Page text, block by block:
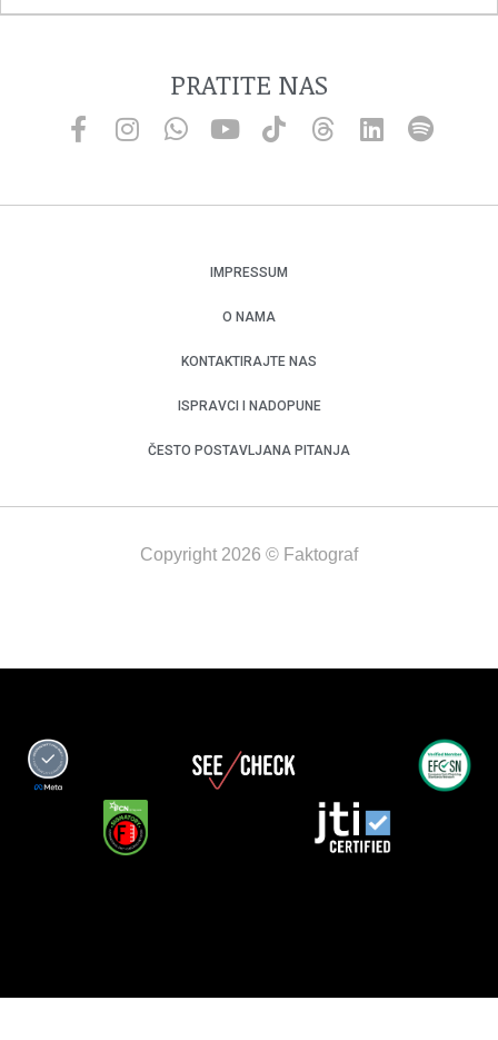
PRATITE NAS
IMPRESSUM
O NAMA
KONTAKTIRAJTE NAS
ISPRAVCI I NADOPUNE
ČESTO POSTAVLJANA PITANJA
Copyright 2026 © Faktograf